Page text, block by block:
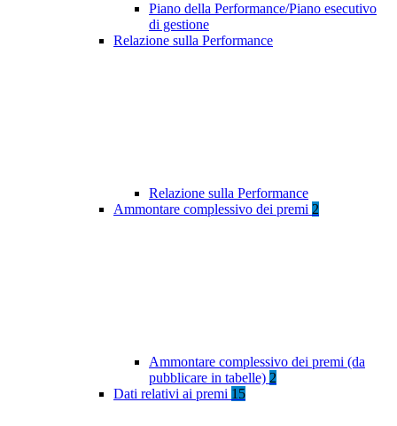
Piano della Performance/Piano esecutivo
di gestione
Relazione sulla Performance
Relazione sulla Performance
Ammontare complessivo dei premi 2
Ammontare complessivo dei premi (da
pubblicare in tabelle) 2
Dati relativi ai premi 15